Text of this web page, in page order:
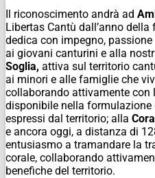
Il riconoscimento andrà ad
Libertas Cantù dall’anno
dedica con impegno,
ai giovani canturini e alla
Soglia, attiva sul territorio
ai minori e alle famiglie che
collaborando attivamente con
disponibile nella
espressi dal territorio; alla
e ancora oggi, a distanza di
entusiasmo a tramandare la
corale, collaborando
benefiche del territorio.